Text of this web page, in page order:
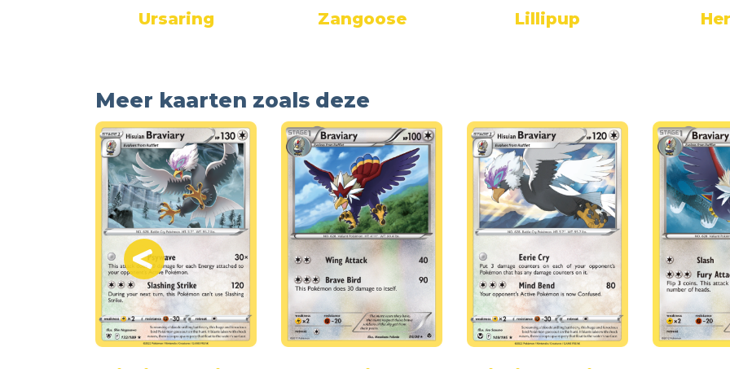
Ursaring Zangoose Lillipup
Meer kaarten zoals deze